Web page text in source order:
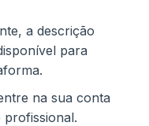
a descrição
para
na sua conta